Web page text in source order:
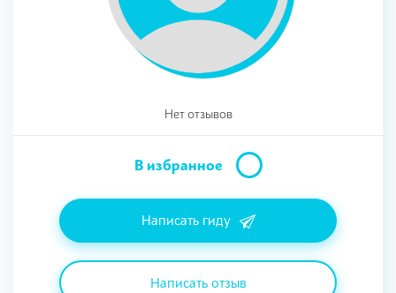
Нет отзывов
В избранное
Написать гиду
Написать отзыв